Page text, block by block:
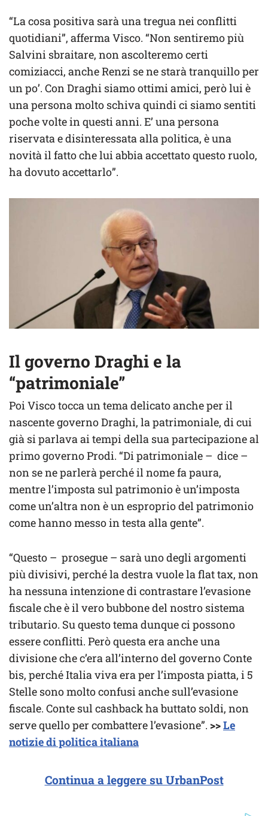
“La cosa positiva sarà una tregua nei conflitti
quotidiani”, afferma Visco. “Non sentiremo più
Salvini sbraitare, non ascolteremo certi
comiziacci, anche Renzi se ne starà tranquillo per
un po’. Con Draghi siamo ottimi amici, però lui è
una persona molto schiva quindi ci siamo sentiti
poche volte in questi anni. E’ una persona
riservata e disinteressata alla politica, è una
novità il fatto che lui abbia accettato questo ruolo,
ha dovuto accettarlo”.
Il governo Draghi e la
“patrimoniale”
Poi Visco tocca un tema delicato anche per il
nascente governo Draghi, la patrimoniale, di cui
già si parlava ai tempi della sua partecipazione al
primo governo Prodi. “Di patrimoniale – dice –
non se ne parlerà perché il nome fa paura,
mentre l’imposta sul patrimonio è un’imposta
come un’altra non è un esproprio del patrimonio
come hanno messo in testa alla gente”.
“Questo – prosegue – sarà uno degli argomenti
più divisivi, perché la destra vuole la flat tax, non
ha nessuna intenzione di contrastare l’evasione
fiscale che è il vero bubbone del nostro sistema
tributario. Su questo tema dunque ci possono
essere conflitti. Però questa era anche una
divisione che c’era all’interno del governo Conte
bis, perché Italia viva era per l’imposta piatta, i 5
Stelle sono molto confusi anche sull’evasione
fiscale. Conte sul cashback ha buttato soldi, non
serve quello per combattere l’evasione”. >>Le
notizie di politica italiana
Continua a leggere su UrbanPost